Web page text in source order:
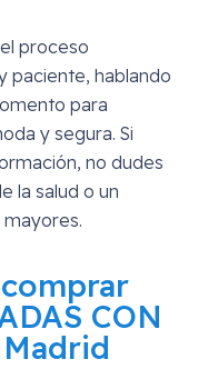
proceso
paciente, hablando
para
y segura. Si
no dudes
la salud o un
CON